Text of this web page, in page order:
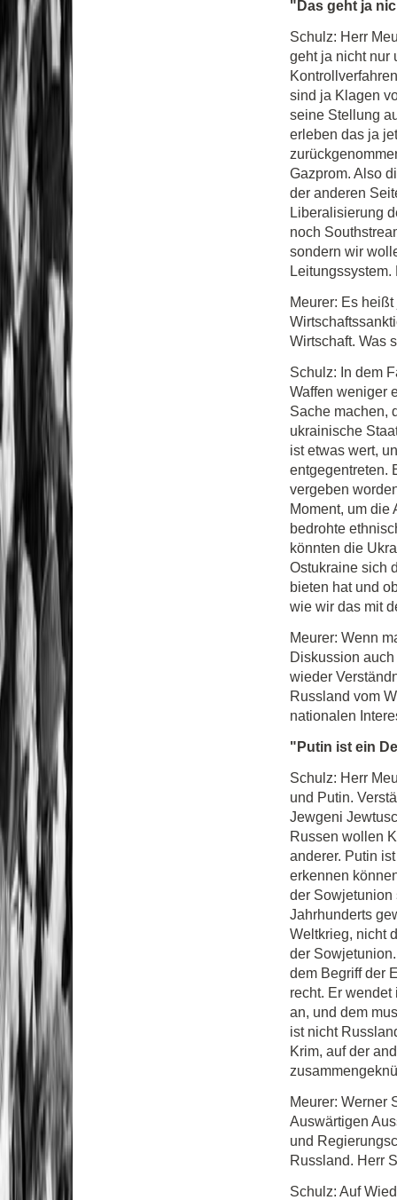
"Das geht ja
Schulz: Herr
geht ja nicht nur
sind ja Klagen
seine Stellung
erleben das ja
Gazprom. Also
der anderen
Liberalisierung
noch
sondern wir
Meurer: Es
Wirtschaft. Was
Schulz: In dem
Waffen weniger
Sache machen,
ukrainische
ist etwas wert,
entgegentreten.
vergeben
Moment, um die
bedrohte
könnten die
Ostukraine sich
bieten hat und
wie wir das mit
Meurer: Wenn
Diskussion
wieder
Russland vom
nationalen
"Putin ist ein
Schulz: Herr
und Putin.
Jewgeni
Russen wollen
anderer. Putin
erkennen
der Sowjetunion
Jahrhunderts
Weltkrieg, nicht
der
dem Begriff der
recht. Er
an, und dem
ist nicht
Krim, auf der
Meurer: Werner
Auswärtigen
und
Russland. Herr
Schulz: Auf